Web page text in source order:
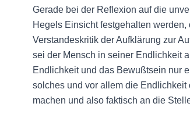
Gerade bei der Reflexion auf die
Hegels Einsicht festgehalten
Verstandeskritik der Aufklärung zur
sei der Mensch in seiner Endlichkeit
Endlichkeit und das Bewußtsein nur
solches und vor allem die
machen und also faktisch an die